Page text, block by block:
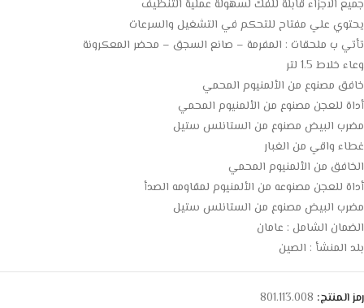
جميع الاجزاء قابلة للفك لسهولة عملية التنظيف
يحتوي علي مفتاح للتحكم في التشغيل والسرعات
تأتي ب ملحقات : المفرمة – صانع السجق – محضر المعكرونة
وعاء خلاط 1.5 لتر
خافق مصنوع من الألمنيوم المحمي
أداة للعجن مصنوع من الألمنيوم المحمي
مضرب البيض مصنوع من الستانلس ستيل
غطاء واقي من الغبار
الخافق من الألمنيوم المحمي
أداة للعجن مصنوعه من الألمنيوم لمقاومه الصدأ
مضرب البيض مصنوع من الستانلس ستيل
الضمان الشامل : عامان
بلد المنشأ : الصين
رمز المنتج: 801.113.008